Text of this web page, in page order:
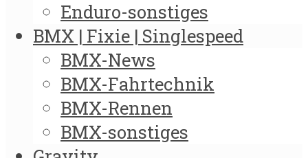
Enduro-sonstiges
BMX | Fixie | Singlespeed
BMX-News
BMX-Fahrtechnik
BMX-Rennen
BMX-sonstiges